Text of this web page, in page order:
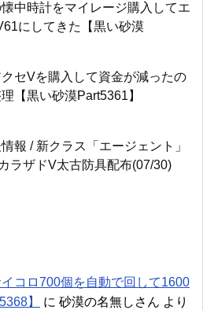
中時計をマイレージ購入してエ
にしてきた【黒い砂漠
セVを購入して資金が減ったの
【黒い砂漠Part5361】
報 / 新クラス「エージェント」
ラザドV太古防具配布(07/30)
コロ700個を自動で回して1600
】
に 砂漠の名無しさん より